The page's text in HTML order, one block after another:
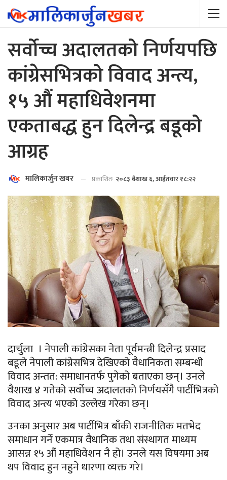
सर्वोच्च अदालतको निर्णयपछि
कांग्रेसभित्रको विवाद अन्त्य,
१५ औं महाधिवेशनमा
एकताबद्ध हुन दिलेन्द्र बडूको
आग्रह
मालिकार्जुन खबर प्रकाशितः २०८३ बैशाख ६, आईतवार १८:२२
दार्चुला । नेपाली कांग्रेसका नेता पूर्वमन्त्री दिलेन्द्र प्रसाद
बडूले नेपाली कांग्रेसभित्र देखिएको वैधानिकता सम्बन्धी
विवाद अन्तत: समाधानतर्फ पुगेको बताएका छन्। उनले
वैशाख ४ गतेको सर्वोच्च अदालतको निर्णयसँगै पार्टीभित्रको
विवाद अन्त्य भएको उल्लेख गरेका छन्।
उनका अनुसार अब पार्टीभित्र बाँकी राजनीतिक मतभेद
समाधान गर्ने एकमात्र वैधानिक तथा संस्थागत माध्यम
आसन्न १५ औं महाधिवेशन नै हो। उनले यस विषयमा अब
थप विवाद हुन नहुने धारणा व्यक्त गरे।